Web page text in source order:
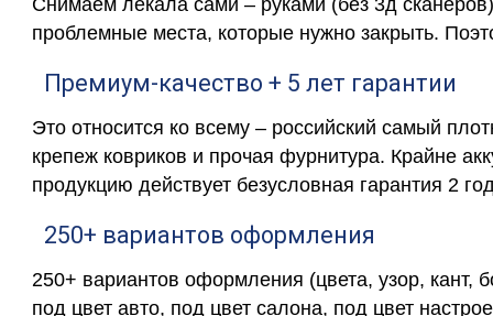
проблемные места, которые нужно закрыть.
Премиум-качество + 5 лет гарантии
Это относится ко всему – российский самый
крепеж ковриков и прочая фурнитура. Крайне
продукцию действует безусловная гарантия 2
250+ вариантов оформления
250+ вариантов оформления (цвета, узор, кант,
под цвет авто, под цвет салона, под цвет